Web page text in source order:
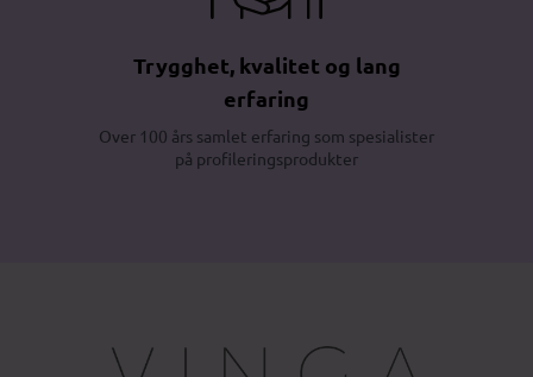
Trygghet, kvalitet og lang
erfaring
Over 100 års samlet erfaring som spesialister
på profileringsprodukter